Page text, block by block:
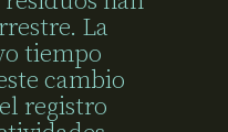
La
tiempo
cambio
registro